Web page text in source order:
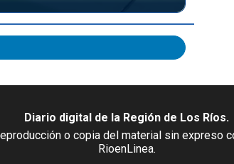
Diario digital de la Región de Los Ríos.
o copia del material sin expreso
RioenLinea.